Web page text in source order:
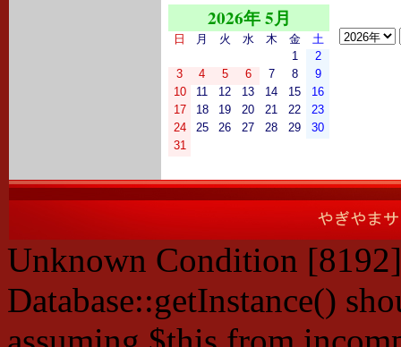
2026年 5月
日 月 火 水 木 金
土
1
2
3
4 5 6 7 8
9
10
11 12 13 14 15
16
17
18 19 20 21 22
23
24
25 26 27 28 29
30
31
Unknown Condition
Database::getInstance()